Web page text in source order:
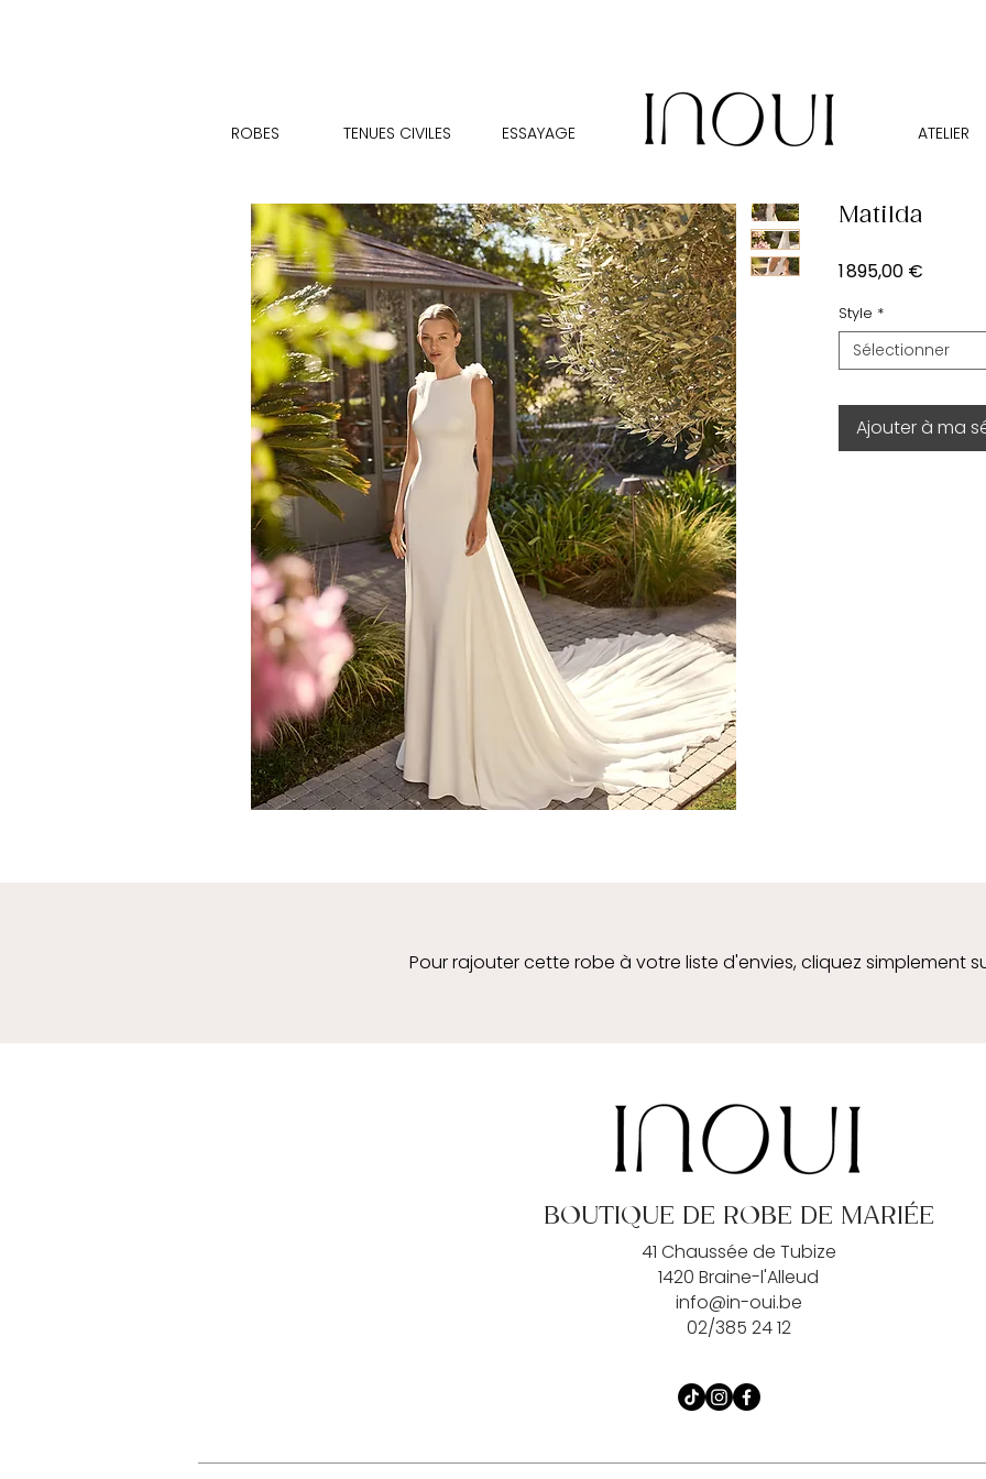
ROBES TENUES CIVILES ESSAYAGE ATELIER
Matilda
1 895,00 €
Style *
Sélectionner
Ajouter à ma
Pour rajouter cette robe à votre liste d'envies, cliquez simplement
BOUTIQUE DE ROBE DE MARIÉE
41 Chaussée de Tubize
1420 Braine-l'Alleud
info@in-oui.be
02/385 24 12